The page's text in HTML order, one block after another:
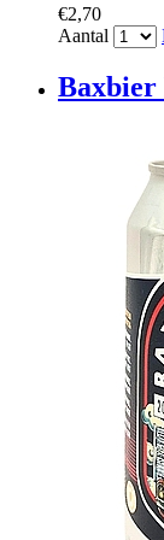
€2,70
Aantal
Baxbier